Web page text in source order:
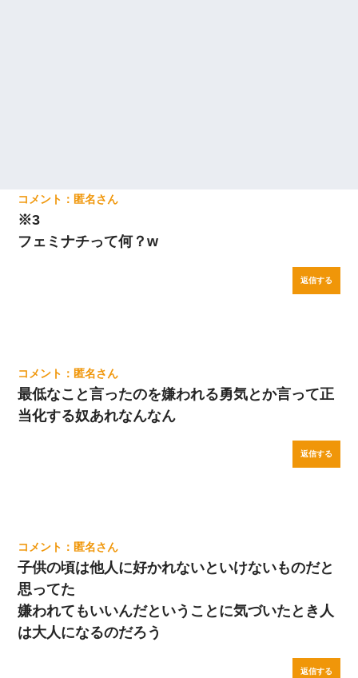
匿名
※3
フェミナチって何？w
返信する
匿名
最低なこと言ったのを嫌われる勇気とか言って正
当化する奴あれなんなん
返信する
匿名
子供の頃は他人に好かれないといけないものだと
思ってた
嫌われてもいいんだということに気づいたとき人
は大人になるのだろう
返信する